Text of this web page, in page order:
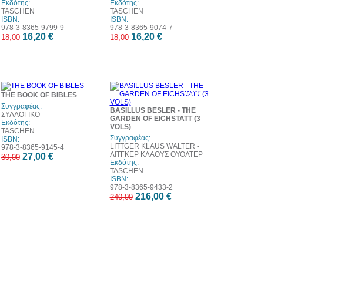
Εκδότης:
TASCHEN
ISBN:
978-3-8365-9799-9
18,00 16,20 €
Εκδότης:
TASCHEN
ISBN:
978-3-8365-9074-7
18,00 16,20 €
10%
έκπτωση
THE BOOK OF BIBLES
Συγγραφέας:
ΣΥΛΛΟΓΙΚΟ
Εκδότης:
TASCHEN
ISBN:
978-3-8365-9145-4
30,00 27,00 €
10%
έκπτωση
BASILLUS BESLER - THE
GARDEN OF EICHSTATT (3
VOLS)
Συγγραφέας:
LITTGER KLAUS WALTER -
ΛΙΤΓΚΕΡ ΚΛΑΟΥΣ ΟΥΟΛΤΕΡ
Εκδότης:
TASCHEN
ISBN:
978-3-8365-9433-2
240,00 216,00 €